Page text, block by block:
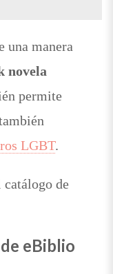
una manera
novela
permite
LGBT.
de
eBiblio